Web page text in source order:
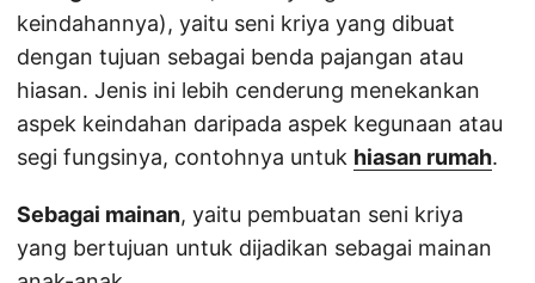
keindahannya), yaitu seni kriya yang dibuat
dengan tujuan sebagai benda pajangan atau
hiasan. Jenis ini lebih cenderung menekankan
aspek keindahan daripada aspek kegunaan atau
segi fungsinya, contohnya untuk hiasan rumah.
Sebagai mainan, yaitu pembuatan seni kriya
yang bertujuan untuk dijadikan sebagai mainan